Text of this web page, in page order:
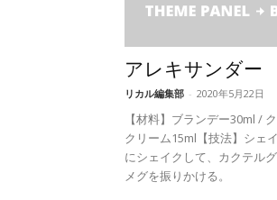
アレキサンダー
リカル編集部 - 2020年5月22日
【材料】ブランデー30ml /
クリーム15ml【技法】シェ
にシェイクして、カクテル
メグを振りかける。